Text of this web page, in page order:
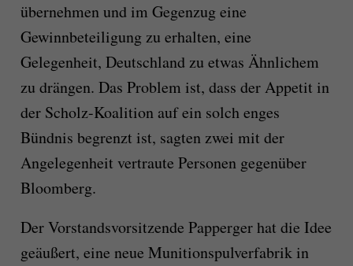
übernehmen und im Gegenzug eine
Gewinnbeteiligung zu erhalten, eine
Gelegenheit, Deutschland zu etwas Ähnlichem
zu drängen. Das Problem ist, dass der Appetit in
der Scholz-Koalition auf ein solch enges
Bündnis begrenzt ist, sagten zwei mit der
Angelegenheit vertraute Personen gegenüber
Bloomberg.
Der Vorstandsvorsitzende Papperger hat die Idee
geäußert, eine neue Munitionspulverfabrik in